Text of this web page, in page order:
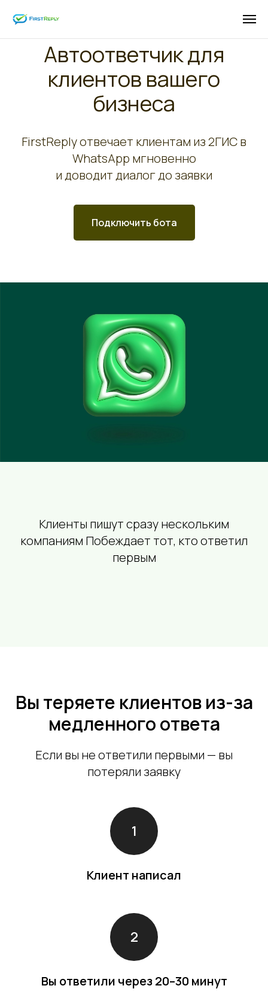
Автоответчик для
клиентов вашего
бизнеса
FirstReply отвечает клиентам из 2ГИС в
WhatsApp мгновенно
и доводит диалог до заявки
Подключить бота
Клиенты пишут сразу нескольким
компаниям Побеждает тот, кто ответил
первым
Вы теряете клиентов из-за
медленного ответа
Если вы не ответили первыми — вы
потеряли заявку
Клиент написал
Вы ответили через 20–30 минут